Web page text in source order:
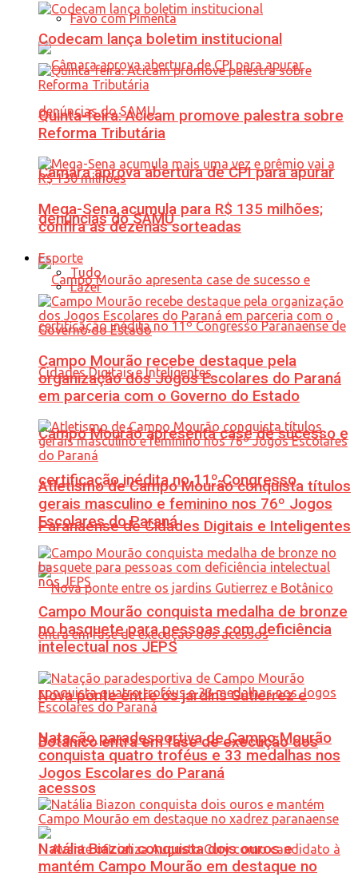
Favo com Pimenta
Câmara aprova abertura de CPI para apurar
denúncias do SAMU
Campo Mourão apresenta case de sucesso e
certificação inédita no 11º Congresso
Paranaense de Cidades Digitais e Inteligentes
Nova ponte entre os jardins Gutierrez e
Botânico entra em fase de execução dos
acessos
Codecam lança boletim institucional
Quinta-feira: Acicam promove palestra sobre
Reforma Tributária
Mega-Sena acumula para R$ 135 milhões;
confira as dezenas sorteadas
Esporte
Tudo
Lazer
Campo Mourão recebe destaque pela
organização dos Jogos Escolares do Paraná
em parceria com o Governo do Estado
Atletismo de Campo Mourão conquista títulos
gerais masculino e feminino nos 76º Jogos
Escolares do Paraná
Campo Mourão conquista medalha de bronze
no basquete para pessoas com deficiência
intelectual nos JEPS
Natação paradesportiva de Campo Mourão
conquista quatro troféus e 33 medalhas nos
Jogos Escolares do Paraná
Natália Biazon conquista dois ouros e
mantém Campo Mourão em destaque no